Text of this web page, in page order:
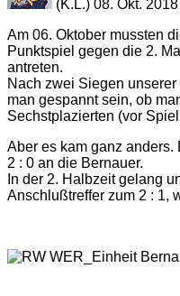
(K.L.) 08. Okt. 2018
Am 06. Oktober mussten
Punktspiel gegen die 2.
antreten.
Nach zwei Siegen
man gespannt sein, ob
Sechstplazierten (vor
Aber es kam ganz
2 : 0 an die Bernauer.
In der 2. Halbzeit gelang
Anschlußtreffer zum 2 : 1,